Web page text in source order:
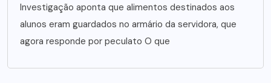
Investigação aponta que alimentos destinados aos
alunos eram guardados no armário da servidora, que
agora responde por peculato O que